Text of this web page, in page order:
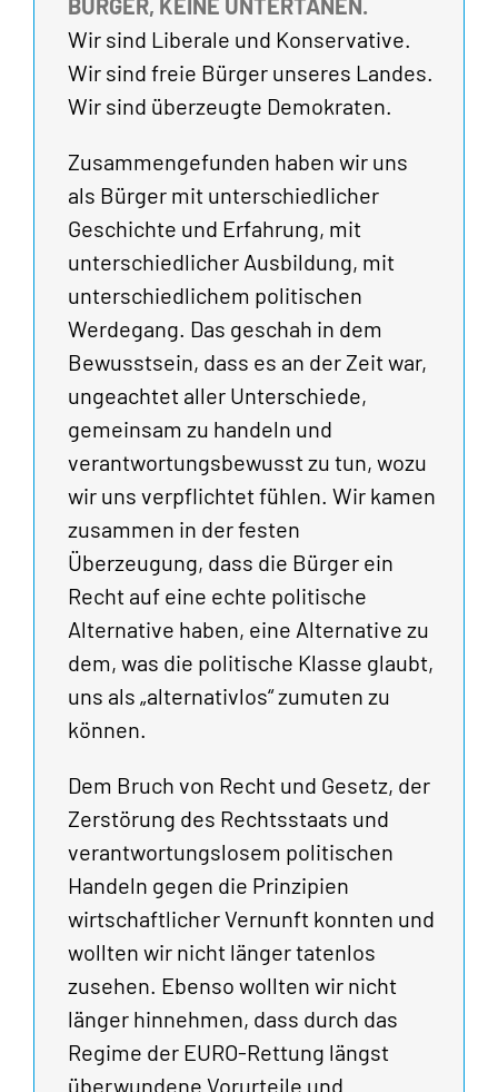
Wir sind Liberale und Konservative.
Wir sind freie Bürger unseres Landes.
Wir sind überzeugte Demokraten.
Zusammengefunden haben wir uns
als Bürger mit unterschiedlicher
Geschichte und Erfahrung, mit
unterschiedlicher Ausbildung, mit
unterschiedlichem politischen
Werdegang. Das geschah in dem
Bewusstsein, dass es an der Zeit war,
ungeachtet aller Unterschiede,
gemeinsam zu handeln und
verantwortungsbewusst zu tun, wozu
wir uns verpflichtet fühlen. Wir kamen
zusammen in der festen
Überzeugung, dass die Bürger ein
Recht auf eine echte politische
Alternative haben, eine Alternative zu
dem, was die politische Klasse glaubt,
uns als „alternativlos“ zumuten zu
können.
Dem Bruch von Recht und Gesetz, der
Zerstörung des Rechtsstaats und
verantwortungslosem politischen
Handeln gegen die Prinzipien
wirtschaftlicher Vernunft konnten und
wollten wir nicht länger tatenlos
zusehen. Ebenso wollten wir nicht
länger hinnehmen, dass durch das
Regime der EURO-Rettung längst
überwundene Vorurteile und